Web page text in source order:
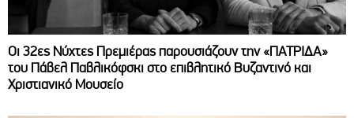
Οι 32ες Νύχτες Πρεμιέρας παρουσιάζουν την «ΠΑΤΡΙΔΑ»
του Πάβελ Παβλικόφσκι στο επιβλητικό Βυζαντινό και
Χριστιανικό Μουσείο